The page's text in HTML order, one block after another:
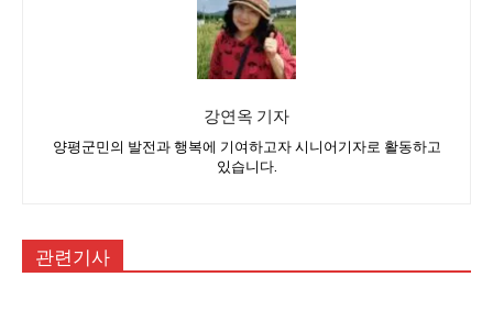
강연옥 기자
양평군민의 발전과 행복에 기여하고자 시니어기자로 활동하고
있습니다.
관련기사